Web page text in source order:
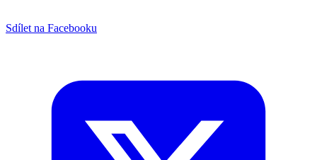
Sdílet na Facebooku